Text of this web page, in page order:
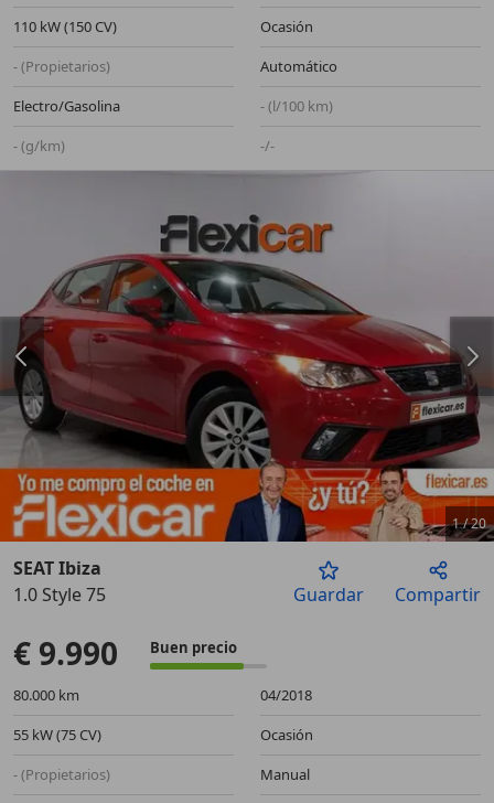
110 kW (150 CV)
Ocasión
- (Propietarios)
Automático
Electro/Gasolina
- (l/100 km)
- (g/km)
-/-
Anterior
1/20
SEAT Ibiza
1.0 Style 75
Guardar Compartir
€ 9.990 Buen precio
80.000 km
04/2018
55 kW (75 CV)
Ocasión
- (Propietarios)
Manual